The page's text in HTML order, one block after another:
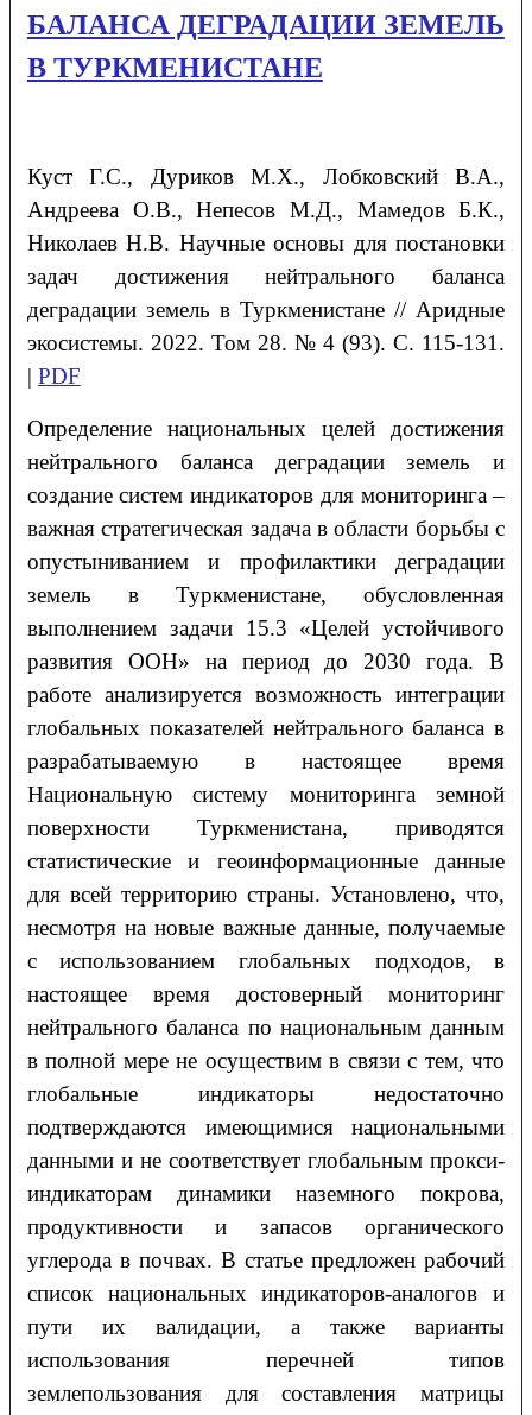
БАЛАНСА ДЕГРАДАЦИИ ЗЕМЕЛЬ
В ТУРКМЕНИСТАНЕ
КустГ.С., ДуриковМ.Х., ЛобковскийВ.А.,
Андреева О.В., Непесов М.Д., МамедовБ.К.,
НиколаевН.В. Научные основы для постановки
задач достижения нейтрального баланса
деградации земель в Туркменистане// Аридные
экосистемы. 2022. Том 28. № 4 (93). С. 115-131.
| PDF
Определение национальных целей достижения
нейтрального баланса деградации земель и
создание систем индикаторов для мониторинга –
важная стратегическая задача в области борьбы с
опустыниванием и профилактики деградации
земель в Туркменистане, обусловленная
выполнением задачи 15.3 «Целей устойчивого
развития ООН» на период до 2030 года. В
работе анализируется возможность интеграции
глобальных показателей нейтрального баланса в
разрабатываемую в настоящее время
Национальную систему мониторинга земной
поверхности Туркменистана, приводятся
статистические и геоинформационные данные
для всей территорию страны. Установлено, что,
несмотря на новые важные данные, получаемые
с использованием глобальных подходов, в
настоящее время достоверный мониторинг
нейтрального баланса по национальным данным
в полной мере не осуществим в связи с тем, что
глобальные индикаторы недостаточно
подтверждаются имеющимися национальными
данными и не соответствует глобальным прокси-
индикаторам динамики наземного покрова,
продуктивности и запасов органического
углерода в почвах. В статье предложен рабочий
список национальных индикаторов-аналогов и
пути их валидации, а также варианты
использования перечней типов
землепользования для составления матрицы